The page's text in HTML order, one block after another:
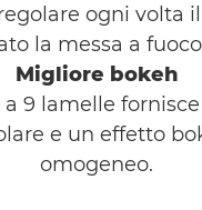
ogni volta
la messa a
Migliore bokeh
9 lamelle
e un effetto
omogeneo.